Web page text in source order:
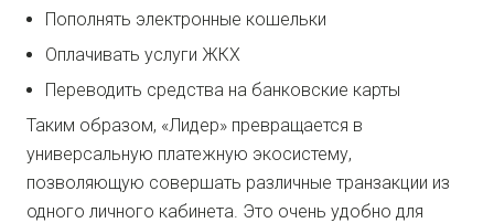
Пополнять электронные кошельки
Оплачивать услуги ЖКХ
Переводить средства на банковские карты
Таким образом, «Лидер» превращается в
универсальную платежную экосистему,
позволяющую совершать различные транзакции из
одного личного кабинета. Это очень удобно для